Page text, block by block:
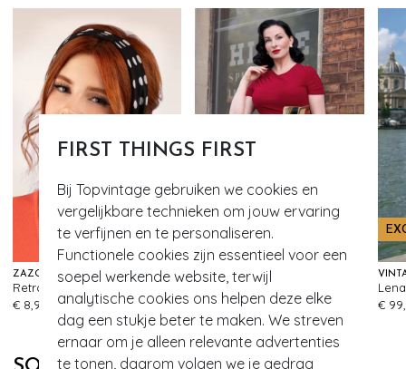
FIRST THINGS FIRST
Bij Topvintage gebruiken we cookies en
vergelijkbare technieken om jouw ervaring
te verfijnen en te personaliseren.
Functionele cookies zijn essentieel voor een
soepel werkende website, terwijl
analytische cookies ons helpen deze elke
dag een stukje beter te maken. We streven
ernaar om je alleen relevante advertenties
te tonen, daarom volgen we je gedrag
ZAZOO
€ 8,95
351
EXCLUSIEF
€ 35,95
€